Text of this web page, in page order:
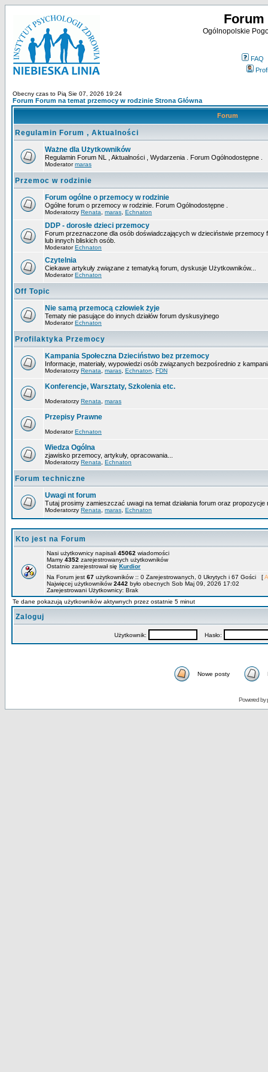
Forum
Ogólnopolskie
FAQ
Obecny czas to Pią Sie 07, 2026 19:24
Forum Forum na temat przemocy w rodzinie Strona Główna
Forum
Regulamin Forum , Aktualności
Ważne dla Użytkowników
Regulamin Forum NL , Aktualności , Wydarzenia . Forum Ogólnodostępne .
Moderatormaras
Przemoc w rodzinie
Forum ogólne o przemocy w rodzinie
Ogólne forum o przemocy w rodzinie. Forum Ogólnodostępne .
Moderatorzy Renata maras Echnaton
DDP - dorosłe dzieci przemocy
Forum przeznaczone dla osób doświadczających w dzieciństwie
lub innych bliskich osób.
ModeratorEchnaton
Czytelnia
Ciekawe artykuły związane z tematyką forum, dyskusje Użytkowników...
ModeratorEchnaton
Off Topic
Nie samą przemocą człowiek żyje
Tematy nie pasujące do innych działów forum dyskusyjnego
ModeratorEchnaton
Profilaktyka Przemocy
Kampania Społeczna Dzieciństwo bez przemocy
Informacje, materiały, wypowiedzi osób związanych bezpośrednio z
Moderatorzy Renata maras Echnaton FDN
Konferencje, Warsztaty, Szkolenia etc.
Moderatorzy Renata maras
Przepisy Prawne
ModeratorEchnaton
Wiedza Ogólna
zjawisko przemocy, artykuły, opracowania...
Moderatorzy Renata Echnaton
Forum techniczne
Uwagi nt forum
Tutaj prosimy zamieszczać uwagi na temat działania forum oraz
Moderatorzy Renata maras Echnaton
Kto jest na Forum
Nasi użytkownicy napisali 45062 wiadomości
Mamy 4352 zarejestrowanych użytkowników
Ostatnio zarejestrował się Kurdior
Na Forum jest 67 użytkowników :: 0 Zarejestrowanych, 0 Ukrytych i 67 Gości [
Najwięcej użytkowników2442 było obecnych Sob Maj 09, 2026 17:02
Zarejestrowani Użytkownicy: Brak
Te dane pokazują użytkowników aktywnych przez ostatnie 5 minut
Zaloguj
Użytkownik: Hasło:
Nowe posty
Powered by